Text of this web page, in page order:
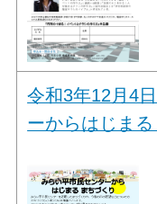
令和3年12月4
ーからはじまる